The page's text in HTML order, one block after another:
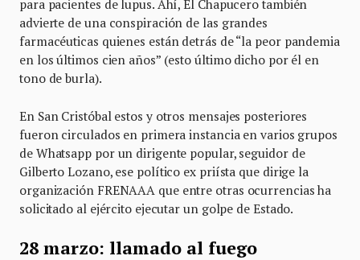
para pacientes de lupus. Ahí, El Chapucero también
advierte de una conspiración de las grandes
farmacéuticas quienes están detrás de “la peor pandemia
en los últimos cien años” (esto último dicho por él en
tono de burla).
En San Cristóbal estos y otros mensajes posteriores
fueron circulados en primera instancia en varios grupos
de Whatsapp por un dirigente popular, seguidor de
Gilberto Lozano, ese político ex priísta que dirige la
organización FRENAAA que entre otras ocurrencias ha
solicitado al ejército ejecutar un golpe de Estado.
28 marzo: llamado al fuego